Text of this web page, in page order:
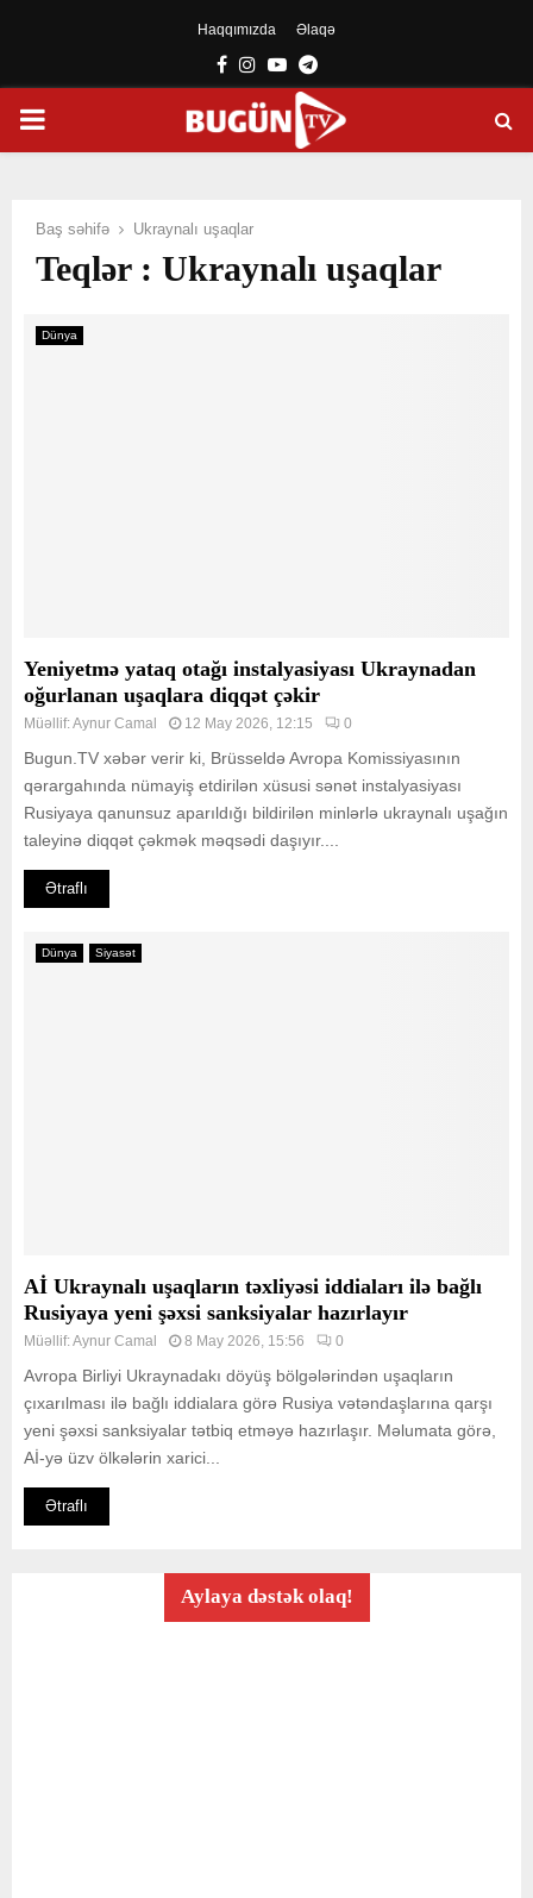
Haqqımızda Əlaqə
Facebook
Instagram
YoutubeTelegram
PRIMARY
Baş səhifə Ukraynalı uşaqlar
Teqlər : Ukraynalı uşaqlar
Dünya
Yeniyetmə yataq otağı instalyasiyası Ukraynadan
oğurlanan uşaqlara diqqət çəkir
Müəllif:Aynur Camal 12 May 2026, 12:15 0
Bugun.TV xəbər verir ki, Brüsseldə Avropa Komissiyasının
qərargahında nümayiş etdirilən xüsusi sənət instalyasiyası
Rusiyaya qanunsuz aparıldığı bildirilən minlərlə ukraynalı uşağın
taleyinə diqqət çəkmək məqsədi daşıyır....
Ətraflı
Dünya Siyasət
Aİ Ukraynalı uşaqların təxliyəsi iddiaları ilə bağlı
Rusiyaya yeni şəxsi sanksiyalar hazırlayır
Müəllif:Aynur Camal 8 May 2026, 15:56 0
Avropa Birliyi Ukraynadakı döyüş bölgələrindən uşaqların
çıxarılması ilə bağlı iddialara görə Rusiya vətəndaşlarına qarşı
yeni şəxsi sanksiyalar tətbiq etməyə hazırlaşır. Məlumata görə,
Aİ-yə üzv ölkələrin xarici...
Ətraflı
Aylaya dəstək olaq!